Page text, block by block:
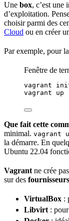
Une box, c’est une
d’exploitation.
choisir parmi des
Cloud ou en créer
Par exemple, pour
Fenêtre de
vagrant
vagrant
up
Que fait cette
minimal. vagrant
la démarre. En
Ubuntu 22.04
Vagrant ne crée
sur des fournisseurs
VirtualBox :
Libvirt :